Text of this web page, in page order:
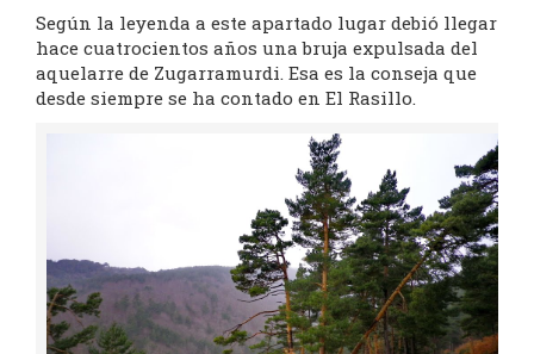
Según la leyenda a este apartado lugar debió llegar
hace cuatrocientos años una bruja expulsada del
aquelarre de Zugarramurdi. Esa es la conseja que
desde siempre se ha contado en El Rasillo.